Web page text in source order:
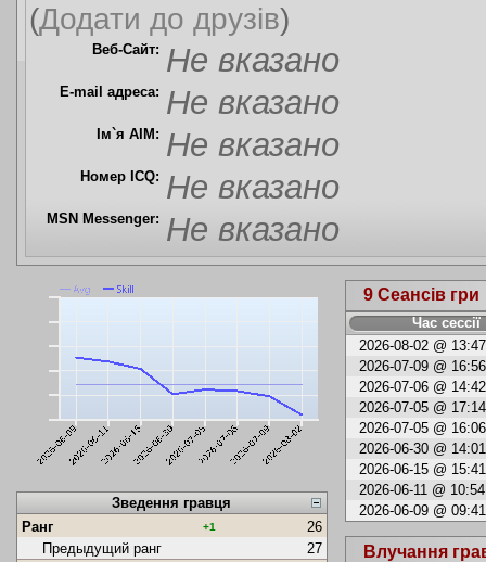
(Додати до друзів)
Веб-Сайт: Не вказано
E-mail адреса: Не вказано
Ім`я AIM: Не вказано
Номер ICQ: Не вказано
MSN Messenger: Не вказано
Зведення гравця
Ранг
+1
26
Предыдущий ранг
27
9 Сеансів гри
Час сессії
2026-08-02 @
2026-07-09 @
2026-07-06 @
2026-07-05 @
2026-07-05 @
2026-06-30 @
2026-06-15 @
2026-06-11 @
2026-06-09 @
Влучання